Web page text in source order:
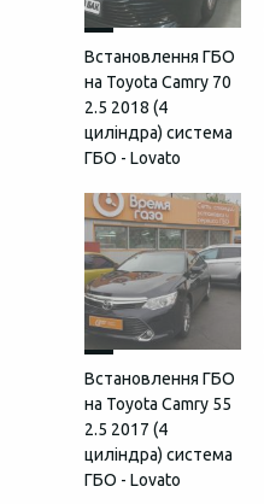
Встановлення ГБО
на Toyota Camry 70
2.5 2018 (4
циліндра) система
ГБО - Lovato
Встановлення ГБО
на Toyota Camry 55
2.5 2017 (4
циліндра) система
ГБО - Lovato